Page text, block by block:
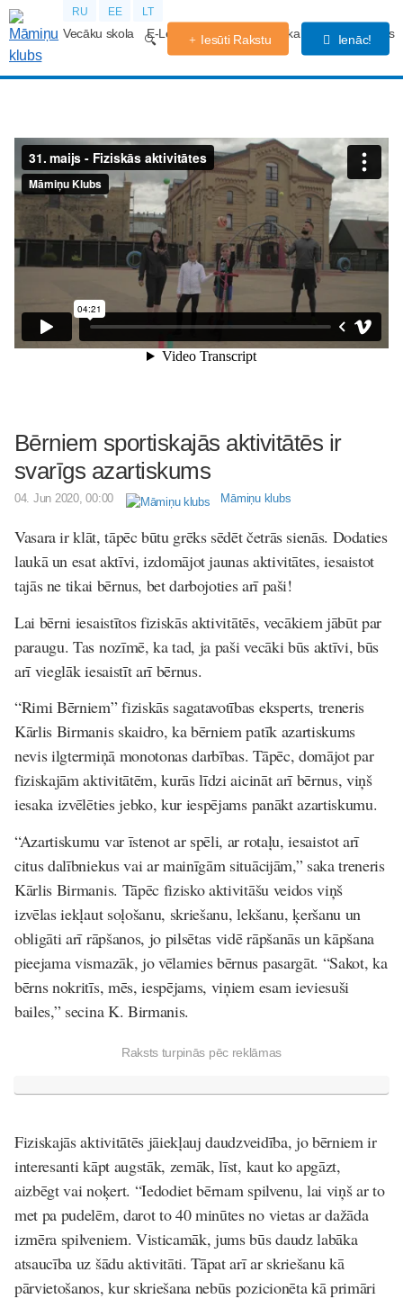
RU EE LT
Vecāku skola E-Lekcijas Grūtniecības kalendārs Forums
Iesūti Rakstu Ienāc!
Bērniem sportiskajās aktivitātēs ir
svarīgs azartiskums
04. Jun 2020, 00:00 Māmiņu klubs
Vasara ir klāt, tāpēc būtu grēks sēdēt četrās sienās. Dodaties
laukā un esat aktīvi, izdomājot jaunas aktivitātes, iesaistot
tajās ne tikai bērnus, bet darbojoties arī paši!
Lai bērni iesaistītos fiziskās aktivitātēs, vecākiem jābūt par
paraugu. Tas nozīmē, ka tad, ja paši vecāki būs aktīvi, būs
arī vieglāk iesaistīt arī bērnus.
“Rimi Bērniem” fiziskās sagatavotības eksperts, treneris
Kārlis Birmanis skaidro, ka bērniem patīk azartiskums
nevis ilgtermiņā monotonas darbības. Tāpēc, domājot par
fiziskajām aktivitātēm, kurās līdzi aicināt arī bērnus, viņš
iesaka izvēlēties jebko, kur iespējams panākt azartiskumu.
“Azartiskumu var īstenot ar spēli, ar rotaļu, iesaistot arī
citus dalībniekus vai ar mainīgām situācijām,” saka treneris
Kārlis Birmanis. Tāpēc fizisko aktivitāšu veidos viņš
izvēlas iekļaut soļošanu, skriešanu, lekšanu, ķeršanu un
obligāti arī rāpšanos, jo pilsētas vidē rāpšanās un kāpšana
pieejama vismazāk, jo vēlamies bērnus pasargāt. “Sakot, ka
bērns nokritīs, mēs, iespējams, viņiem esam ieviesuši
bailes,” secina K. Birmanis.
Raksts turpinās pēc reklāmas
Fiziskajās aktivitātēs jāiekļauj daudzveidība, jo bērniem ir
interesanti kāpt augstāk, zemāk, līst, kaut ko apgāzt,
aizbēgt vai noķert. “Iedodiet bērnam spilvenu, lai viņš ar to
met pa pudelēm, darot to 40 minūtes no vietas ar dažāda
izmēra spilveniem. Visticamāk, jums būs daudz labāka
atsaucība uz šādu aktivitāti. Tāpat arī ar skriešanu kā
pārvietošanos, kur skriešana nebūs pozicionēta kā primāri